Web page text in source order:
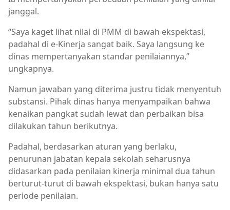
janggal.
“Saya kaget lihat nilai di PMM di bawah ekspektasi,
padahal di e-Kinerja sangat baik. Saya langsung ke
dinas mempertanyakan standar penilaiannya,”
ungkapnya.
Namun jawaban yang diterima justru tidak menyentuh
substansi. Pihak dinas hanya menyampaikan bahwa
kenaikan pangkat sudah lewat dan perbaikan bisa
dilakukan tahun berikutnya.
Padahal, berdasarkan aturan yang berlaku,
penurunan jabatan kepala sekolah seharusnya
didasarkan pada penilaian kinerja minimal dua tahun
berturut-turut di bawah ekspektasi, bukan hanya satu
periode penilaian.